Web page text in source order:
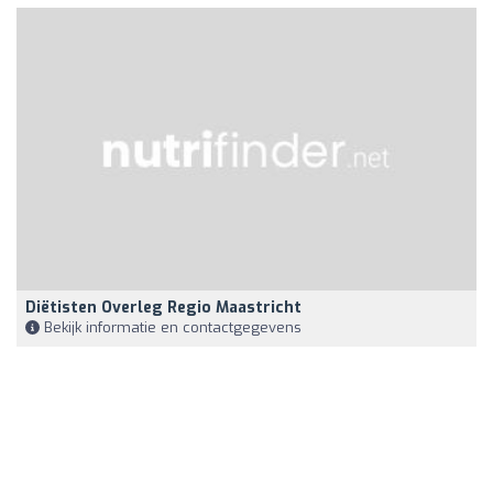
Diëtisten Overleg Regio Maastricht
Bekijk informatie en contactgegevens